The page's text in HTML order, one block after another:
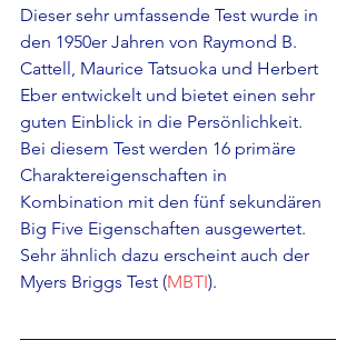
Dieser sehr umfassende Test wurde in
den 1950er Jahren von Raymond B.
Cattell, Maurice Tatsuoka und Herbert
Eber entwickelt und bietet einen sehr
guten Einblick in die Persönlichkeit.
Bei diesem Test werden 16 primäre
Charaktereigenschaften in
Kombination mit den fünf sekundären
Big Five Eigenschaften ausgewertet.
Sehr ähnlich dazu erscheint auch der
Myers Briggs Test (MBTI).